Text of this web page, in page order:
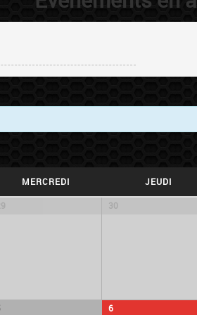
MERCREDI JEUDI
30
6